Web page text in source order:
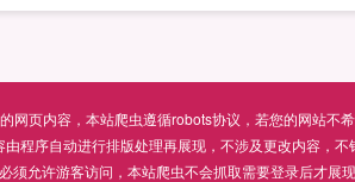
网页内容，本站爬虫遵循robots协议，若您的网站不
程序自动进行排版处理再展现，不涉及更改内容，不
允许游客访问，本站爬虫不会抓取需要登录后才展